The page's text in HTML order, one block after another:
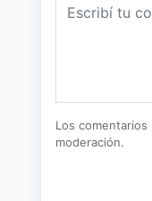
Los
moderación.